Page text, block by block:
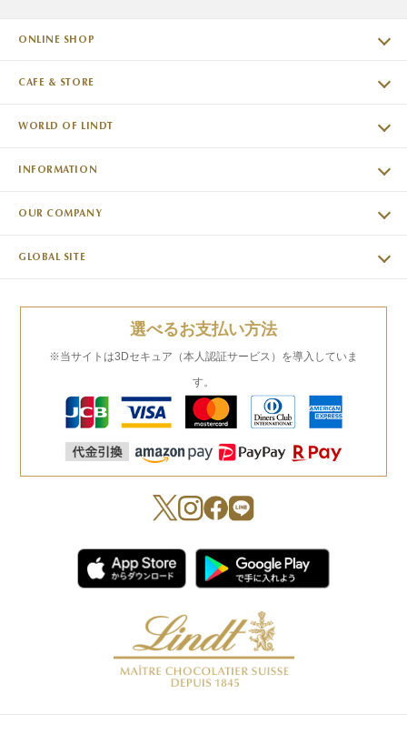
ONLINE SHOP
CAFE & STORE
WORLD OF LINDT
INFORMATION
OUR COMPANY
GLOBAL SITE
選べるお支払い方法
※当サイトは3Dセキュア（本人認証サービス）を導入していま
す。